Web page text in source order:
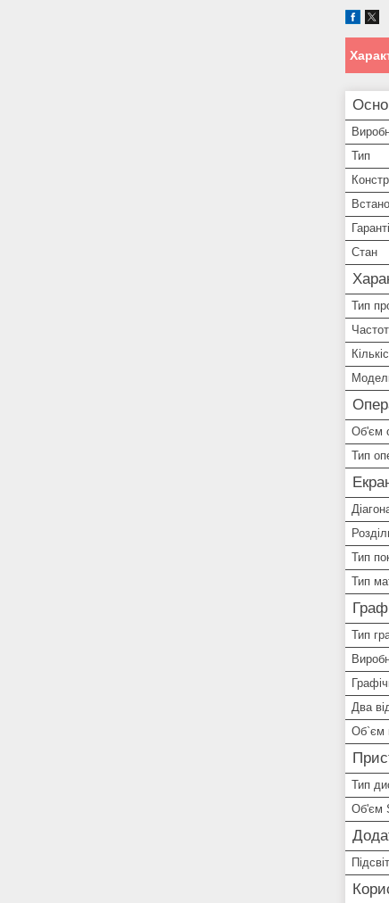
Тип
Стан
Тип
Об'єм
Тип
Тип
Тип
Тип
Два
Об`єм
Тип
Об'єм